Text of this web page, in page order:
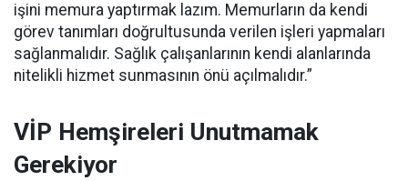
işini memura yaptırmak lazım. Memurların da kendi
görev tanımları doğrultusunda verilen işleri yapmaları
sağlanmalıdır. Sağlık çalışanlarının kendi alanlarında
nitelikli hizmet sunmasının önü açılmalıdır.”
VİP Hemşireleri Unutmamak
Gerekiyor